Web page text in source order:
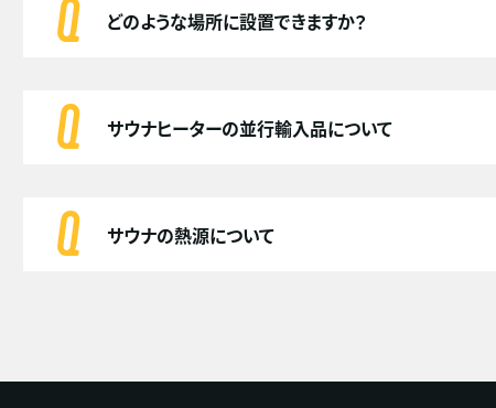
どのような場所に設置できますか？
サウナヒーターの並行輸入品について
サウナの熱源について